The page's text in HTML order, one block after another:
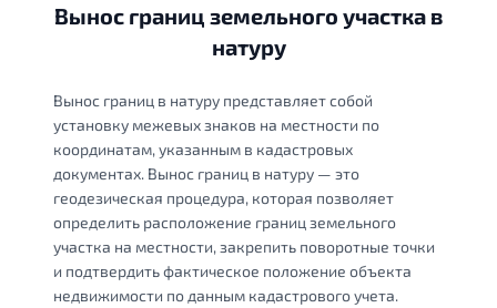
Вынос границ земельного участка в
натуру
Вынос границ в натуру представляет собой
установку межевых знаков на местности по
координатам, указанным в кадастровых
документах. Вынос границ в натуру — это
геодезическая процедура, которая позволяет
определить расположение границ земельного
участка на местности, закрепить поворотные точки
и подтвердить фактическое положение объекта
недвижимости по данным кадастрового учета.